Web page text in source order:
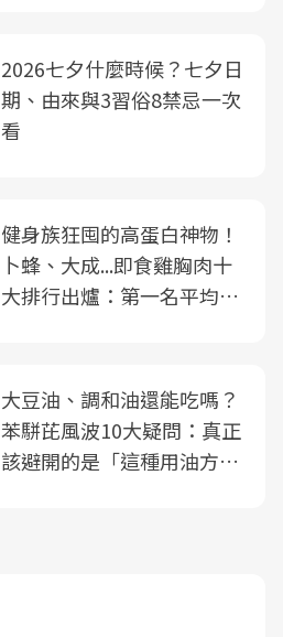
2026七夕什麼時候？七夕日
期、由來與3習俗8禁忌一次
看
健身族狂囤的高蛋白神物！
卜蜂、大成...即食雞胸肉十
大排行出爐：第一名平均一
大豆油、調和油還能吃嗎？
苯駢芘風波10大疑問：真正
該避開的是「這種用油方